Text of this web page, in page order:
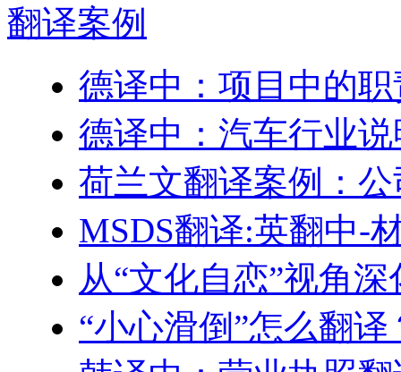
翻译案例
德译中：项目中的
德译中：汽车行业
荷兰文翻译案例：
MSDS翻译:英翻中-
从“文化自恋”视角
“小心滑倒”怎么翻译